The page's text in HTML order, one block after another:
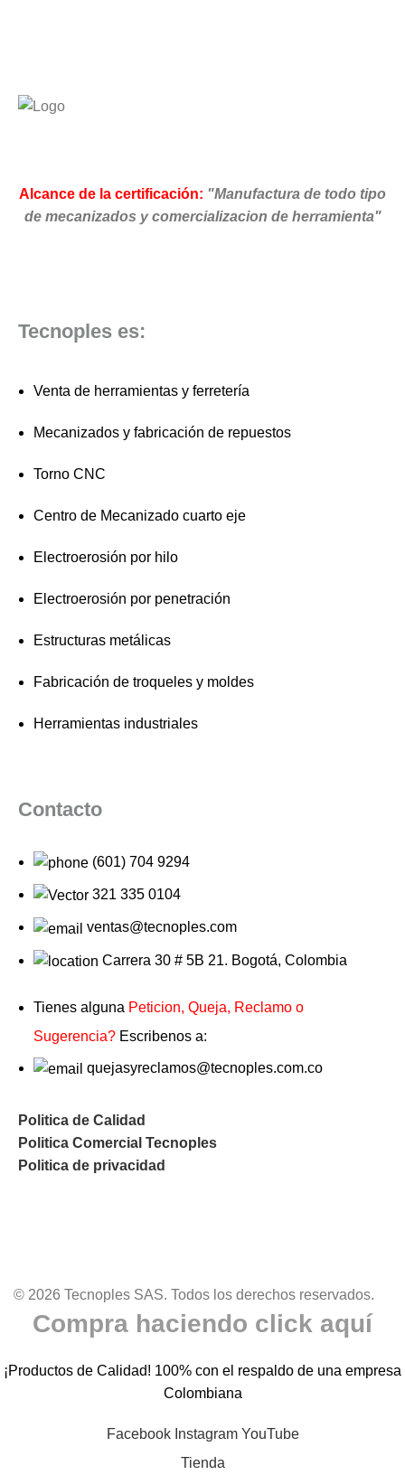
Alcance de la certificación: "Manufactura de todo tipo
de mecanizados y comercializacion de herramienta"
Tecnoples es:
Venta de herramientas y ferretería
Mecanizados y fabricación de repuestos
Torno CNC
Centro de Mecanizado cuarto eje
Electroerosión por hilo
Electroerosión por penetración
Estructuras metálicas
Fabricación de troqueles y moldes
Herramientas industriales
Contacto
(601) 704 9294
321 335 0104
ventas@tecnoples.com
Carrera 30 # 5B 21. Bogotá, Colombia
Tienes alguna Peticion, Queja, Reclamo o
Sugerencia? Escribenos a:
quejasyreclamos@tecnoples.com.co
Politica de Calidad
Politica Comercial Tecnoples
Politica de privacidad
© 2026 Tecnoples SAS. Todos los derechos reservados.
Compra haciendo click aquí
¡Productos de Calidad! 100% con el respaldo de una empresa
Colombiana
Facebook Instagram YouTube
Tienda